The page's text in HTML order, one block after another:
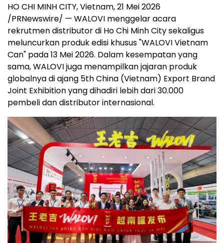
HO CHI MINH CITY, Vietnam, 21 Mei 2026
/PRNewswire/ — WALOVI menggelar acara
rekrutmen distributor di Ho Chi Minh City sekaligus
meluncurkan produk edisi khusus "WALOVI Vietnam
Can" pada 13 Mei 2026. Dalam kesempatan yang
sama, WALOVI juga menampilkan jajaran produk
globalnya di ajang 5th China (Vietnam) Export Brand
Joint Exhibition yang dihadiri lebih dari 30.000
pembeli dan distributor internasional.